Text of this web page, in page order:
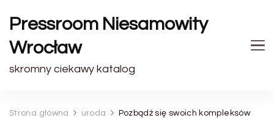
Pressroom Niesamowity
Wrocław
skromny ciekawy katalog
Strona główna uroda Pozbądź się swoich kompleksów